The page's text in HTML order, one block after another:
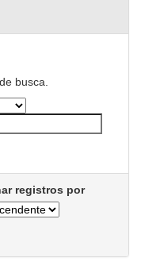
busca.
registros por